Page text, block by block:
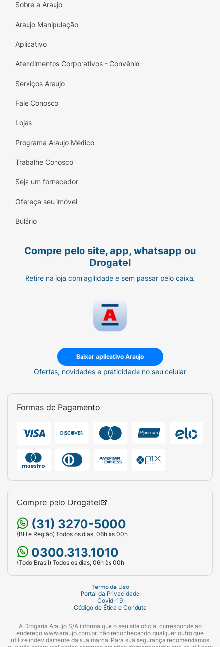
Vitamina B, contribuindo para a nutrição
diária.
Perfeito para a Lancheira:A embalagem de
para a escola ou passeios.
Garanta que seu filho se alimente de forma
Polvilho Crilancha Sopinha de Legumes
Sobre a Araujo
Araujo Manipulação
Aplicativo
Atendimentos Corporativos - Convênio
Serviços Araujo
Fale Conosco
Lojas
Programa Araujo Médico
Trabalhe Conosco
Seja um fornecedor
Ofereça seu imóvel
Bulário
Compre pelo site, app, whatsapp ou
Drogatel
Retire na loja com agilidade e sem passar pelo caixa.
Baixar aplicativo Araujo
Ofertas, novidades e praticidade no seu celular
Formas de Pagamento
Compre pelo Drogatel
(31) 3270-5000
(BH e Região) Todos os dias, 06h às 00h
0300.313.1010
(Todo Brasil) Todos os dias, 06h às 00h
Termo de Uso
Portal da Privacidade
Covid-19
Código de Ética e Conduta
A Drogaria Araujo S/A informa que o seu site oficial corresponde ao
endereço www.araujo.com.br, não reconhecendo qualquer outro que
utilize indevidamente da sua marca. Para sua segurança recomendamos